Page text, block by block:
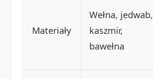
Materiały
Wełna, jedwab,
kaszmir,
bawełna